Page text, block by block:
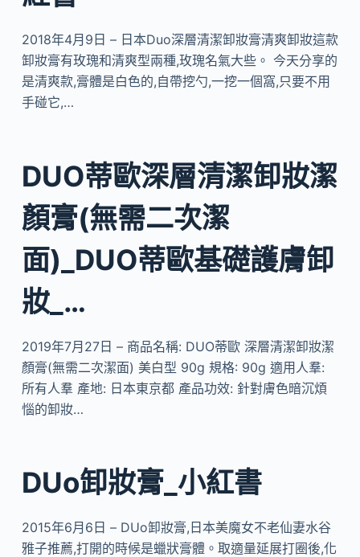
2018年4月9日 – 日本Duo深層清潔卸妝膏清爽卸妝這款
卸妝膏有玫瑰和清爽型兩種,玫瑰名氣大些。 今天分享的
是清爽款,膏體是白色的,自帶挖勺,一挖一個窩,只要不用
手碰它,…
DUO蒂歐深層清潔卸妝潔
顏膏(無需二次潔
面)_DUO蒂歐基礎護膚卸
妝_…
2019年7月27日 – 商品名稱: DUO蒂歐 深層清潔卸妝潔
顏膏(無需二次潔面) 美白型 90g 規格: 90g 適用人羣:
所有人羣 產地: 日本東京都 產品功效: 針對膚色暗沉煩
惱的卸妝…
DUo卸妝膏_小紅書
2015年6月6日 – DUo卸妝膏,日本美魔女不老仙妻水谷
雅子推薦,打開的時候是蠟狀膏體。取適量延展打圈後,化